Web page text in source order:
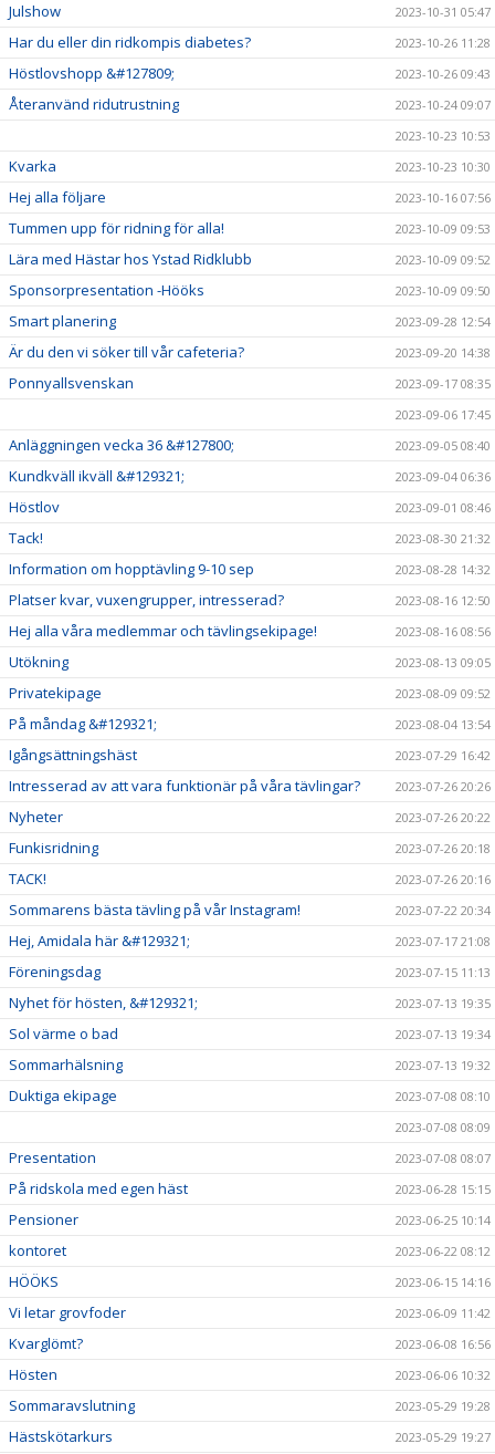
Julshow 2023-10-31 05:47
Har du eller din ridkompis diabetes? 2023-10-26 11:28
Höstlovshopp &#127809; 2023-10-26 09:43
Återanvänd ridutrustning
2023-10-24 09:07
2023-10-23 10:53
Kvarka 2023-10-23 10:30
Hej alla följare 2023-10-16 07:56
Tummen upp för ridning för alla! 2023-10-09 09:53
Lära med Hästar hos Ystad Ridklubb 2023-10-09 09:52
Sponsorpresentation -Hööks 2023-10-09 09:50
Smart planering 2023-09-28 12:54
Är du den vi söker till vår cafeteria? 2023-09-20 14:38
Ponnyallsvenskan
2023-09-17 08:35
2023-09-06 17:45
Anläggningen vecka 36 &#127800; 2023-09-05 08:40
Kundkväll ikväll &#129321; 2023-09-04 06:36
Höstlov 2023-09-01 08:46
Tack! 2023-08-30 21:32
Information om hopptävling 9-10 sep 2023-08-28 14:32
Platser kvar, vuxengrupper, intresserad? 2023-08-16 12:50
Hej alla våra medlemmar och tävlingsekipage! 2023-08-16 08:56
Utökning 2023-08-13 09:05
Privatekipage 2023-08-09 09:52
På måndag &#129321; 2023-08-04 13:54
Igångsättningshäst 2023-07-29 16:42
Intresserad av att vara funktionär på våra tävlingar? 2023-07-26 20:26
Nyheter 2023-07-26 20:22
Funkisridning 2023-07-26 20:18
TACK! 2023-07-26 20:16
Sommarens bästa tävling på vår Instagram! 2023-07-22 20:34
Hej, Amidala här &#129321; 2023-07-17 21:08
Föreningsdag 2023-07-15 11:13
Nyhet för hösten, &#129321; 2023-07-13 19:35
Sol värme o bad 2023-07-13 19:34
Sommarhälsning 2023-07-13 19:32
Duktiga ekipage
2023-07-08 08:10
2023-07-08 08:09
Presentation 2023-07-08 08:07
På ridskola med egen häst 2023-06-28 15:15
Pensioner 2023-06-25 10:14
kontoret 2023-06-22 08:12
HÖÖKS 2023-06-15 14:16
Vi letar grovfoder 2023-06-09 11:42
Kvarglömt? 2023-06-08 16:56
Hösten 2023-06-06 10:32
Sommaravslutning 2023-05-29 19:28
Hästskötarkurs 2023-05-29 19:27